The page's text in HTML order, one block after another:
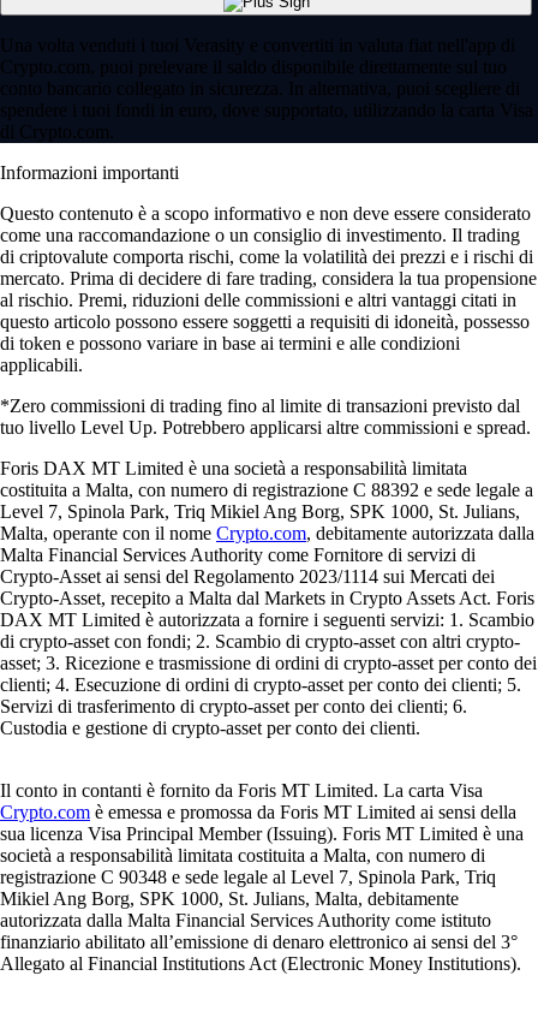
Una volta venduti i tuoi Verasity e convertiti in valuta fiat nell'app di
Crypto.com, puoi prelevare il saldo disponibile direttamente sul tuo
conto bancario collegato in sicurezza. In alternativa, puoi scegliere di
spendere i tuoi fondi in euro, dove supportato, utilizzando la carta Visa
di Crypto.com.
Informazioni importanti
Questo contenuto è a scopo informativo e non deve essere considerato
come una raccomandazione o un consiglio di investimento. Il trading
di criptovalute comporta rischi, come la volatilità dei prezzi e i rischi di
mercato. Prima di decidere di fare trading, considera la tua propensione
al rischio. Premi, riduzioni delle commissioni e altri vantaggi citati in
questo articolo possono essere soggetti a requisiti di idoneità, possesso
di token e possono variare in base ai termini e alle condizioni
applicabili.
*Zero commissioni di trading fino al limite di transazioni previsto dal
tuo livello Level Up. Potrebbero applicarsi altre commissioni e spread.
Foris DAX MT Limited è una società a responsabilità limitata
costituita a Malta, con numero di registrazione C 88392 e sede legale a
Level 7, Spinola Park, Triq Mikiel Ang Borg, SPK 1000, St. Julians,
Malta, operante con il nome Crypto.com, debitamente autorizzata dalla
Malta Financial Services Authority come Fornitore di servizi di
Crypto-Asset ai sensi del Regolamento 2023/1114 sui Mercati dei
Crypto-Asset, recepito a Malta dal Markets in Crypto Assets Act. Foris
DAX MT Limited è autorizzata a fornire i seguenti servizi: 1. Scambio
di crypto-asset con fondi; 2. Scambio di crypto-asset con altri crypto-
asset; 3. Ricezione e trasmissione di ordini di crypto-asset per conto dei
clienti; 4. Esecuzione di ordini di crypto-asset per conto dei clienti; 5.
Servizi di trasferimento di crypto-asset per conto dei clienti; 6.
Custodia e gestione di crypto-asset per conto dei clienti.
Il conto in contanti è fornito da Foris MT Limited. La carta Visa
Crypto.com è emessa e promossa da Foris MT Limited ai sensi della
sua licenza Visa Principal Member (Issuing). Foris MT Limited è una
società a responsabilità limitata costituita a Malta, con numero di
registrazione C 90348 e sede legale al Level 7, Spinola Park, Triq
Mikiel Ang Borg, SPK 1000, St. Julians, Malta, debitamente
autorizzata dalla Malta Financial Services Authority come istituto
finanziario abilitato all’emissione di denaro elettronico ai sensi del 3°
Allegato al Financial Institutions Act (Electronic Money Institutions).